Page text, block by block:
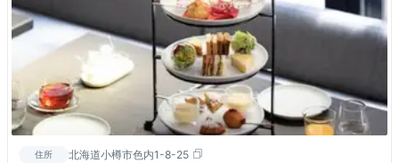
住所 北海道小樽市色内1-8-25